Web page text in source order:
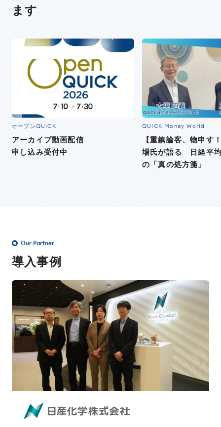
ます
オープンQUICK
アーカイブ動画配信
申し込み受付中
QUICK Money World
【重鎮論客、物申す
場氏が語る 日経平
の「真の処方箋」
Our Partner
導入事例